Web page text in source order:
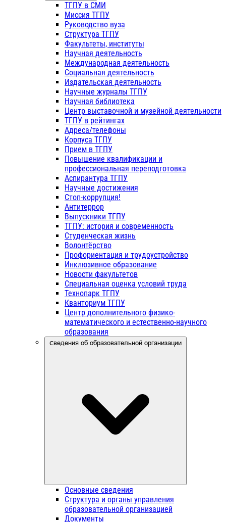
ТГПУ в СМИ
Миссия ТГПУ
Руководство вуза
Структура ТГПУ
Факультеты, институты
Научная деятельность
Международная деятельность
Социальная деятельность
Издательская деятельность
Научные журналы ТГПУ
Научная библиотека
Центр выставочной и музейной деятельности
ТГПУ в рейтингах
Адреса/телефоны
Корпуса ТГПУ
Прием в ТГПУ
Повышение квалификации и
профессиональная переподготовка
Аспирантура ТГПУ
Научные достижения
Стоп-коррупция!
Антитеррор
Выпускники ТГПУ
ТГПУ: история и современность
Студенческая жизнь
Волонтёрство
Профориентация и трудоустройство
Инклюзивное образование
Новости факультетов
Специальная оценка условий труда
Технопарк ТГПУ
Кванториум ТГПУ
Центр дополнительного физико-
математического и естественно-научного
образования
Сведения об образовательной организации
Основные сведения
Структура и органы управления
образовательной организацией
Документы